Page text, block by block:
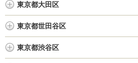
東京都大田区
東京都世田谷区
東京都渋谷区